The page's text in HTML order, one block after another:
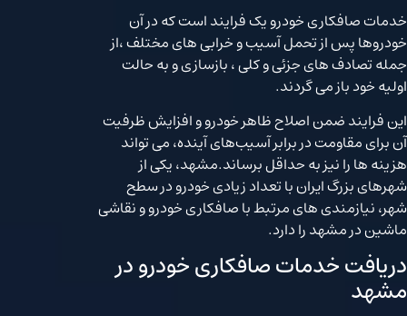
خدمات صافکاری خودرو یک فرایند است که در آن
خودروها پس از تحمل آسیب و خرابی های مختلف ،از
جمله تصادف های جزئی و کلی ، بازسازی و به حالت
اولیه خود باز می گردند.
این فرایند ضمن اصلاح ظاهر خودرو و افزایش ظرفیت
آن برای مقاومت در برابر آسیب‌های آینده، می تواند
هزینه ها را نیز به حداقل برساند.مشهد، یکی از
شهرهای بزرگ ایران با تعداد زیادی خودرو در سطح
شهر، نیازمندی های مرتبط با صافکاری خودرو و نقاشی
ماشین در مشهد را دارد.
دریافت خدمات صافکاری خودرو در
مشهد